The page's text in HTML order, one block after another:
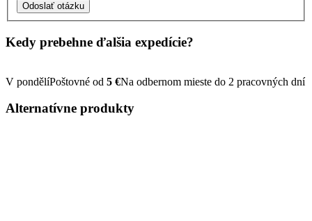
Odoslať otázku
Kedy prebehne ďalšia expedície?
V pondělíPoštovné od 5 €Na odbernom mieste do 2 pracovných dní
Alternatívne produkty